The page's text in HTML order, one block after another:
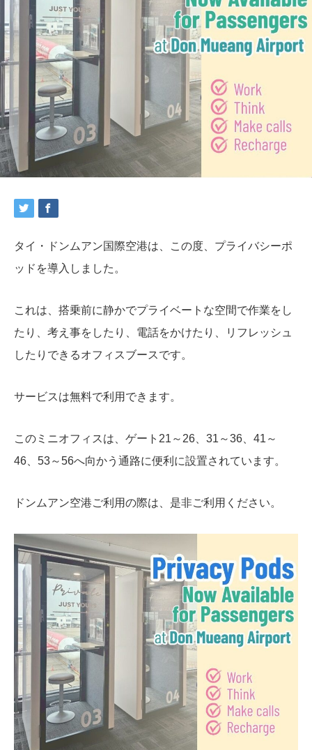
タイ・ドンムアン国際空港は、この度、プライバシーポ
ッドを導入しました。
これは、搭乗前に静かでプライベートな空間で作業をし
たり、考え事をしたり、電話をかけたり、リフレッシュ
したりできるオフィスブースです。
サービスは無料で利用できます。
このミニオフィスは、ゲート21～26、31～36、41～
46、53～56へ向かう通路に便利に設置されています。
ドンムアン空港ご利用の際は、是非ご利用ください。